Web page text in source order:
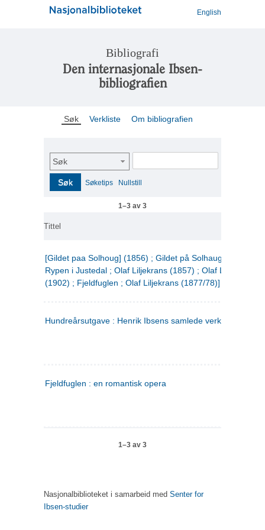
English
Bibliografi
Den internasjonale Ibsen-
bibliografien
Søk Verkliste Om bibliografien
Søk
Søk Søketips Nullstill
1–3 av 3
Tittel
[Gildet paa Solhoug] (1856) ; Gildet på Solhaug (1883) ;
Rypen i Justedal ; Olaf Liljekrans (1857) ; Olaf Liljekrans
(1902) ; Fjeldfuglen ; Olaf Liljekrans (1877/78)]
Hundreårsutgave : Henrik Ibsens samlede verker. 3
Fjeldfuglen : en romantisk opera
1–3 av 3
Nasjonalbiblioteket i samarbeid med Senter for
Ibsen-studier